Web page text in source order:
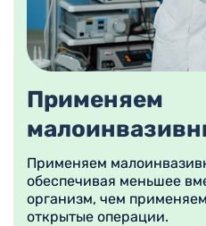
Применяем
Применяем
обеспечивая меньшее
организм, чем
открытые операции.